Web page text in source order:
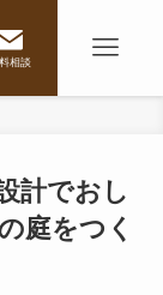
相談
計でおし
庭をつく